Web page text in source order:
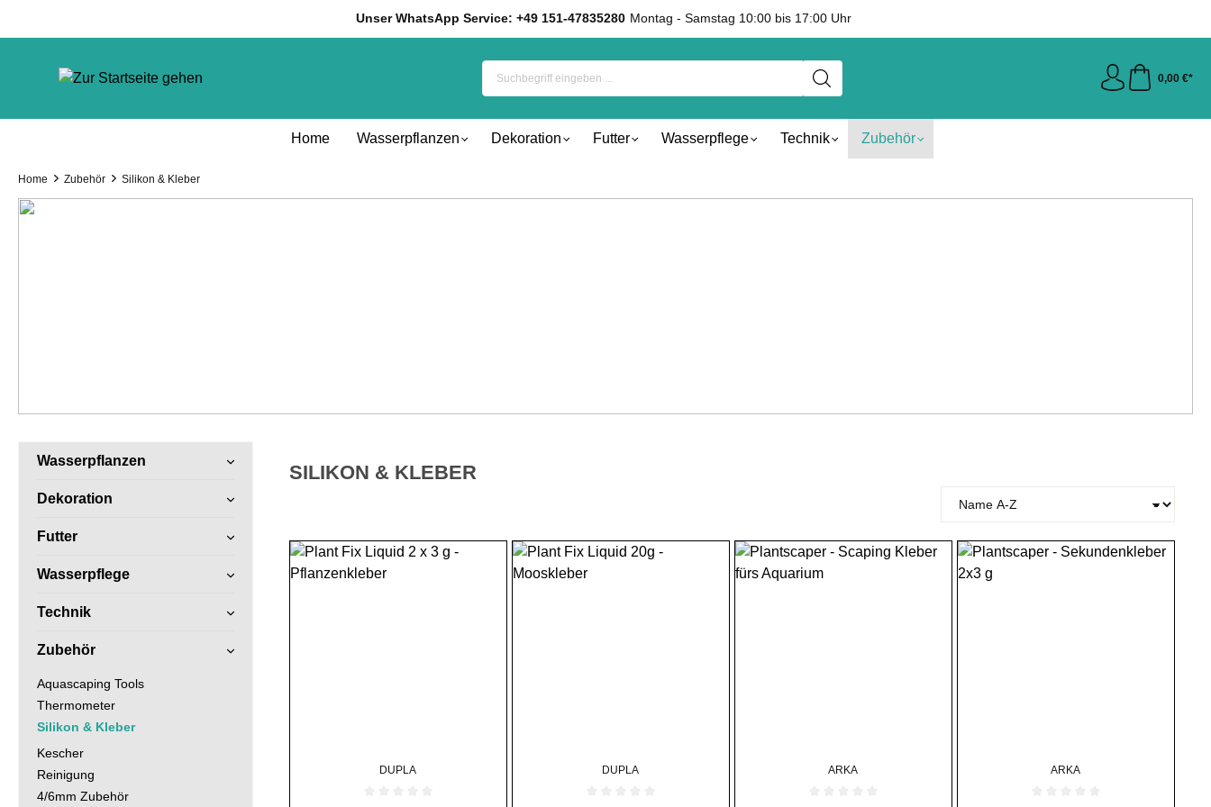
Unser WhatsApp Service: +49 151-47835280 Montag - Samstag 10:00 bis 17:00 Uhr
0,00 €*
Home Wasserpflanzen Dekoration Futter Wasserpflege Technik Zubehör
Home Zubehör Silikon & Kleber
Wasserpflanzen
Dekoration
Futter
Wasserpflege
Technik
Zubehör
Aquascaping Tools
Thermometer
Silikon & Kleber
Kescher
Reinigung
4/6mm Zubehör
SILIKON & KLEBER
DUPLA DUPLA ARKA ARKA